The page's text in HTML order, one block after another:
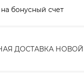
бонусный счет
ДОСТАВКА